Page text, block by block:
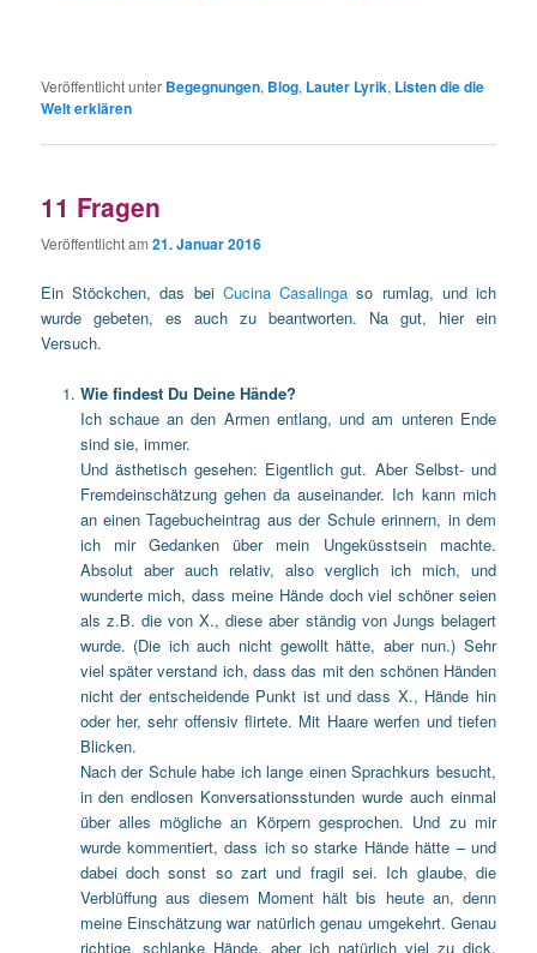
Veröffentlicht unter Begegnungen, Blog, Lauter Lyrik, Listen die die
Welt erklären
11 Fragen
Veröffentlicht am21. Januar 2016
Ein Stöckchen, das bei Cucina Casalinga so rumlag, und ich
wurde gebeten, es auch zu beantworten. Na gut, hier ein
Versuch.
Wie findest Du Deine Hände?
Ich schaue an den Armen entlang, und am unteren Ende
sind sie, immer.
Und ästhetisch gesehen: Eigentlich gut. Aber Selbst- und
Fremdeinschätzung gehen da auseinander. Ich kann mich
an einen Tagebucheintrag aus der Schule erinnern, in dem
ich mir Gedanken über mein Ungeküsstsein machte.
Absolut aber auch relativ, also verglich ich mich, und
wunderte mich, dass meine Hände doch viel schöner seien
als z.B. die von X., diese aber ständig von Jungs belagert
wurde. (Die ich auch nicht gewollt hätte, aber nun.) Sehr
viel später verstand ich, dass das mit den schönen Händen
nicht der entscheidende Punkt ist und dass X., Hände hin
oder her, sehr offensiv flirtete. Mit Haare werfen und tiefen
Blicken.
Nach der Schule habe ich lange einen Sprachkurs besucht,
in den endlosen Konversationsstunden wurde auch einmal
über alles mögliche an Körpern gesprochen. Und zu mir
wurde kommentiert, dass ich so starke Hände hätte – und
dabei doch sonst so zart und fragil sei. Ich glaube, die
Verblüffung aus diesem Moment hält bis heute an, denn
meine Einschätzung war natürlich genau umgekehrt. Genau
richtige, schlanke Hände, aber ich natürlich viel zu dick.